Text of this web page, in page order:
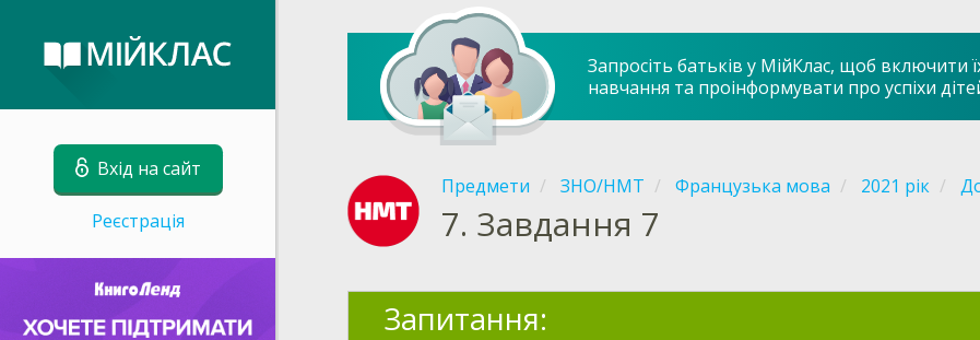
Вхід на сайт
Реєстрація
Запросіть батьків у МійКлас, щоб включити
навчання та проінформувати про успіхи
Предмети ЗНО/НМТ Французька мова 2021 рік
7. Завдання 7
Запитання: